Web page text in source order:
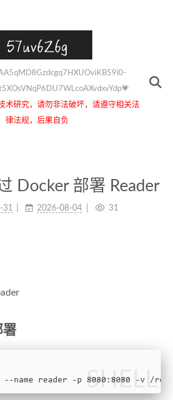
57uv6Z6g
术研究，请勿非法破坏，请遵守相关法
律法规，后果自负
Docker 部署 Reader
31 2026-08-04 31
署
SHELL
--name reader -p 8080:8080 -v /